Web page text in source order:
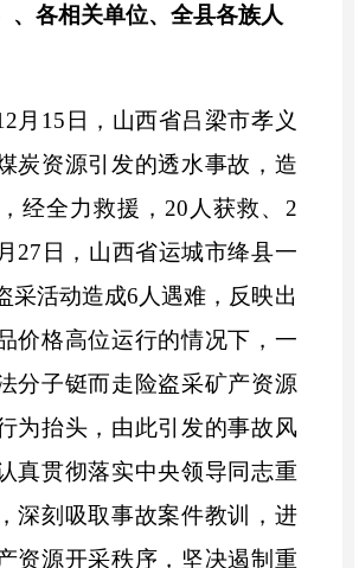
、各相关单位、全县各族人
月15日，山西省吕梁市孝义
炭资源引发的透水事故，造
经全力救援，20人获救、2
27日，山西省运城市绛县一
采活动造成6人遇难，反映出
价格高位运行的情况下，一
分子铤而走险盗采矿产资源
为抬头，由此引发的事故风
真贯彻落实中央领导同志重
深刻吸取事故案件教训，进
资源开采秩序， 坚决遏制重